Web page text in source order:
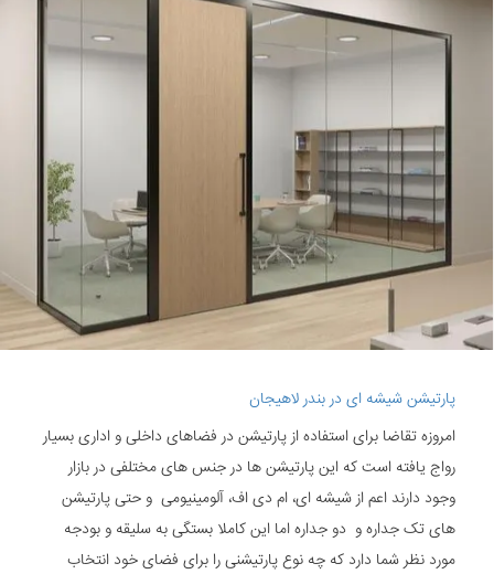
پارتیشن شیشه ای در بندر لاهیجان
امروزه تقاضا برای استفاده از پارتیشن در فضاهای داخلی و اداری بسیار
رواج یافته است که این پارتیشن ها در جنس های مختلفی در بازار
وجود دارند اعم از شیشه ای، ام دی اف، آلومینیومی و حتی پارتیشن
های تک جداره و دو جداره اما این کاملا بستگی به سلیقه و بودجه
مورد نظر شما دارد که چه نوع پارتیشنی را برای فضای خود انتخاب